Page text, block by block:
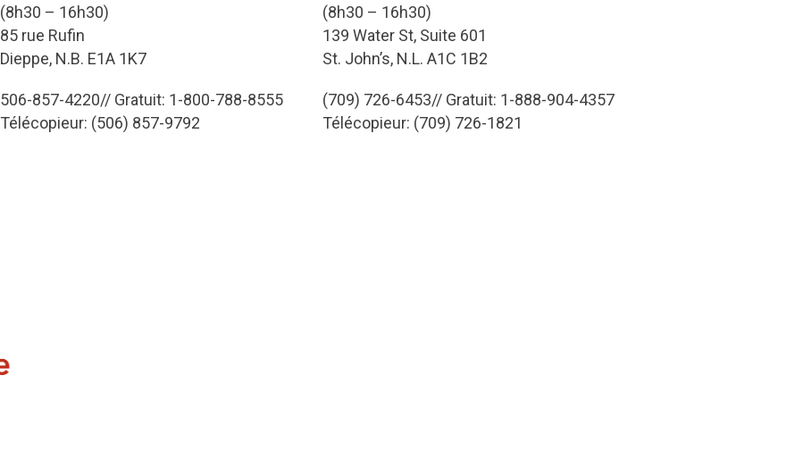
(8h30 – 16h30)
85 rue Rufin
Dieppe, N.B. E1A 1K7
506-857-4220// Gratuit: 1-800-788-8555
Télécopieur: (506) 857-9792
(8h30 – 16h30)
139 Water St, Suite 601
St. John’s, N.L. A1C 1B2
(709) 726-6453// Gratuit: 1-888-904-4357
Télécopieur: (709) 726-1821